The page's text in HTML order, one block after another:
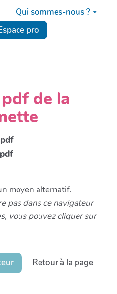
Qui sommes-nous ?
pro
de la
moyen alternatif.
pas dans ce navigateur
vous pouvez cliquer sur
Retour à la page